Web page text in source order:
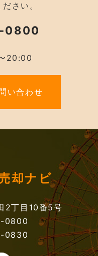
さい。
0800
20:00
い合わせ
却ナビ
2丁目10番5号
0800
0830